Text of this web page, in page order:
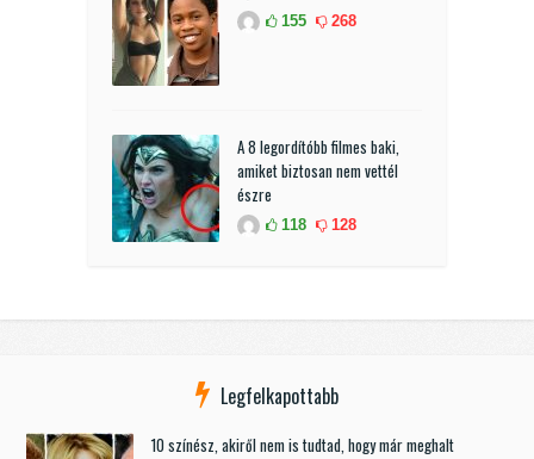
155 268
A 8 legordítóbb filmes baki,
amiket biztosan nem vettél
észre
118 128
Legfelkapottabb
10 színész, akiről nem is tudtad, hogy már meghalt